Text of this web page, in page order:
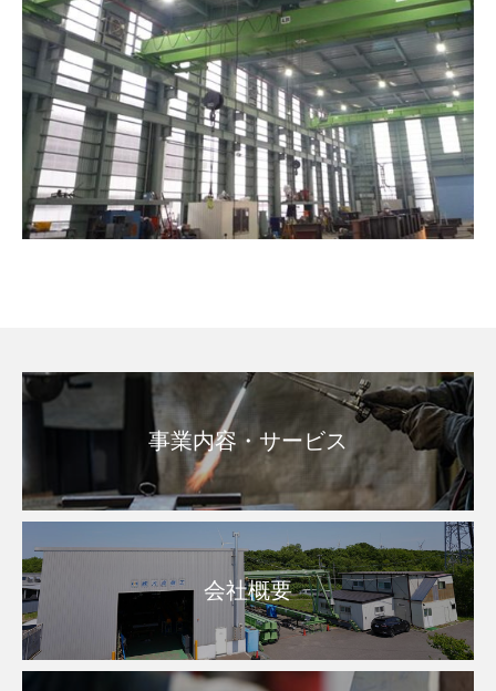
事業内容・サービス
会社概要